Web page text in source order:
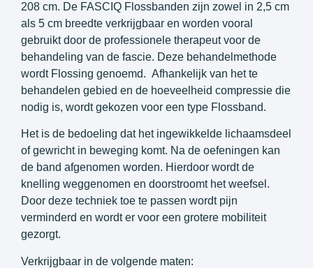
208 cm. De FASCIQ Flossbanden zijn zowel in 2,5 cm
als 5 cm breedte verkrijgbaar en worden vooral
gebruikt door de professionele therapeut voor de
behandeling van de fascie. Deze behandelmethode
wordt Flossing genoemd. Afhankelijk van het te
behandelen gebied en de hoeveelheid compressie die
nodig is, wordt gekozen voor een type Flossband.
Het is de bedoeling dat het ingewikkelde lichaamsdeel
of gewricht in beweging komt. Na de oefeningen kan
de band afgenomen worden. Hierdoor wordt de
knelling weggenomen en doorstroomt het weefsel.
Door deze techniek toe te passen wordt pijn
verminderd en wordt er voor een grotere mobiliteit
gezorgt.
Verkrijgbaar in de volgende maten: